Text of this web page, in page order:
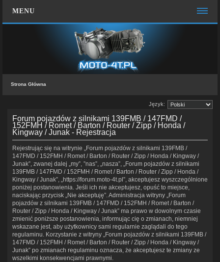
MENU
Zespół administracyjny
FAQ
ZALOGUJ SIĘ
Strona Główna
Język:
Forum pojazdów z silnikami 139FMB / 147FMD /
152FMH / Romet / Barton / Router / Zipp / Honda /
Kingway / Junak - Rejestracja
Rejestrując się na witrynie „Forum pojazdów z silnikami 139FMB /
147FMD / 152FMH / Romet / Barton / Router / Zipp / Honda / Kingway /
Junak”, zwanej dalej „my”, ”nas”, „nasza”, „Forum pojazdów z silnikami
139FMB / 147FMD / 152FMH / Romet / Barton / Router / Zipp / Honda /
Kingway / Junak”, „https://forum.moto-4t.pl”, akceptujesz wyszczególnione
poniżej postanowienia. Jeśli ich nie akceptujesz, opuść to miejsce,
naciskając przycisk „Nie akceptuję”. Administracja witryny „Forum
pojazdów z silnikami 139FMB / 147FMD / 152FMH / Romet / Barton /
Router / Zipp / Honda / Kingway / Junak” ma prawo w dowolnym czasie
zmienić poniższe postanowienia, informując cię o zmianach, niemniej
wskazane jest, aby użytkownicy sami regularnie zaglądali do tego
regulaminu. Korzystanie z witryny „Forum pojazdów z silnikami 139FMB /
147FMD / 152FMH / Romet / Barton / Router / Zipp / Honda / Kingway /
Junak” po zmianach regulaminu oznacza, że akceptujesz te zmiany ze
wszelkimi konsekwencjami prawnymi.